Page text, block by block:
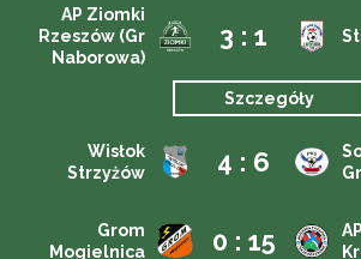
AP Ziomki
Rzeszów (Gr
Naborowa)
3 : 1
Szczegóły
Wisłok
Strzyżów
4 : 6
Grom
Mogielnica
0 : 15